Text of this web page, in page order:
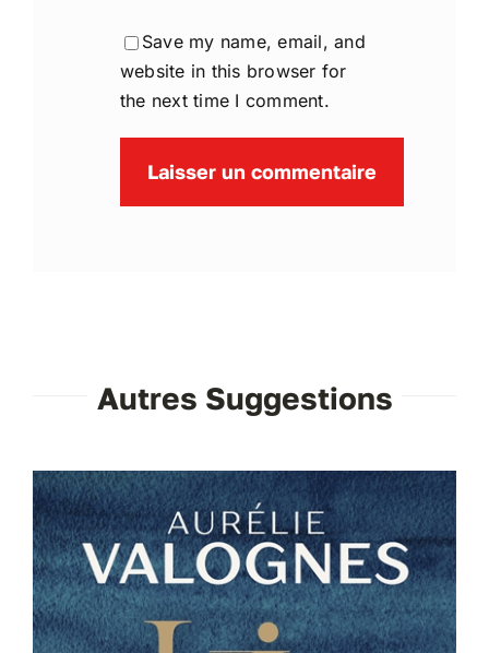
Save my name, email, and
website in this browser for
the next time I comment.
Autres Suggestions